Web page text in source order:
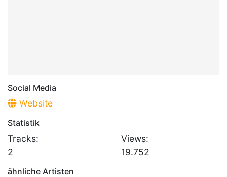
Social Media
Website
Statistik
Tracks:
2
Views:
19.752
ähnliche Artisten